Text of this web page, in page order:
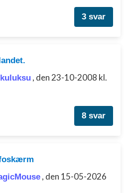
3 svar
, den 23-10-2008 kl.
8 svar
, den 15-05-2026